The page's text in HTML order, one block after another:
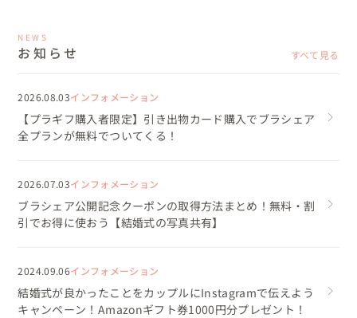
NEWS
お知らせ すべて見る
2026.08.03インフォメーション
【プラギフ購入者限定】引き出物カード購入でブラシェア
全プランが無料でついてくる！
2026.07.03インフォメーション
ブラシェア公開記念クーポンの取得方法まとめ！無料・割
引でお得に使おう【結婚式の写真共有】
2024.09.06インフォメーション
結婚式が良かったことをカップルにInstagramで伝えよう
キャンペーン！Amazonギフト券1000円分プレゼント！